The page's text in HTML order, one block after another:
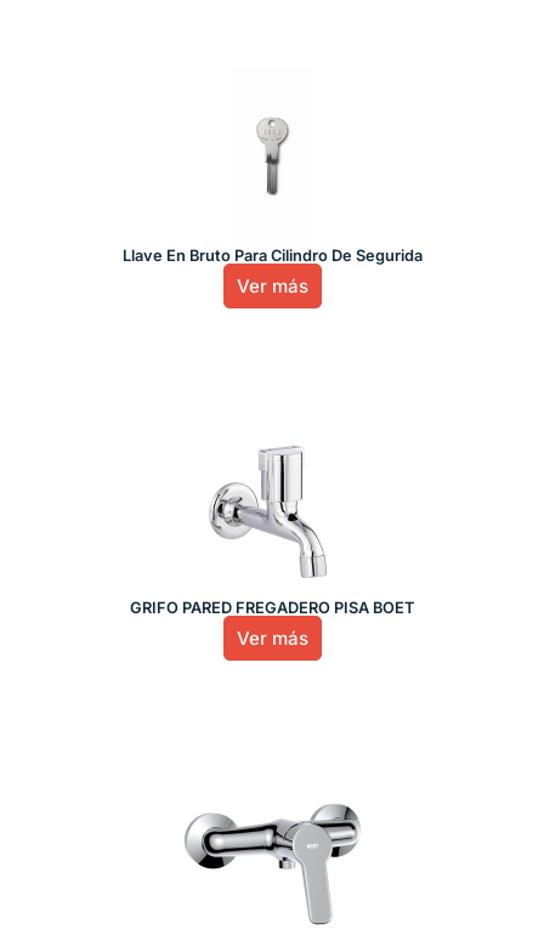
Llave En Bruto Para Cilindro De Segurida
Ver más
GRIFO PARED FREGADERO PISA BOET
Ver más